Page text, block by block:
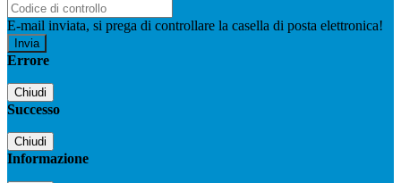
E-mail inviata, si prega di controllare la casella di posta elettronica!
Errore
Chiudi
Successo
Chiudi
Informazione